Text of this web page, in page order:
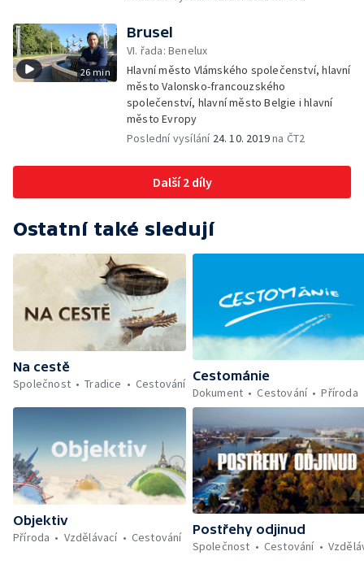
26 min
Brusel
VI. řada: Benelux
Hlavní město Vlámského společenství, hlavní
město Valonsko-francouzského
společenství, hlavní město Belgie i hlavní
město Evropy
Poslední vysílání 24. 10. 2019na ČT2
Další 2 díly
Ostatní také sledují
Na cestě
Společnost
Tradice Cestování
Cestománie
Dokument
Cestování Příroda
Objektiv
Příroda
Vzdělávací Cestování
Postřehy odjinud
Společnost
Cestování